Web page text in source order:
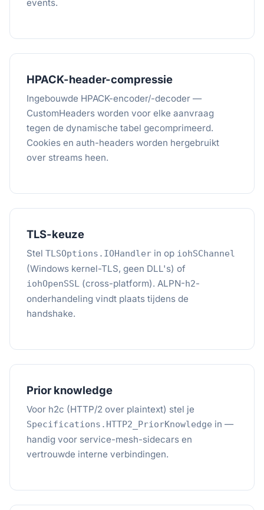
events.
HPACK-header-compressie
Ingebouwde HPACK-encoder/-decoder —
CustomHeaders worden voor elke aanvraag
tegen de dynamische tabel gecomprimeerd.
Cookies en auth-headers worden hergebruikt
over streams heen.
TLS-keuze
Stel TLSOptions.IOHandler in op iohSChannel
(Windows kernel-TLS, geen DLL's) of
iohOpenSSL (cross-platform). ALPN-h2-
onderhandeling vindt plaats tijdens de
handshake.
Prior knowledge
Voor h2c (HTTP/2 over plaintext) stel je
Specifications.HTTP2_PriorKnowledge in —
handig voor service-mesh-sidecars en
vertrouwde interne verbindingen.